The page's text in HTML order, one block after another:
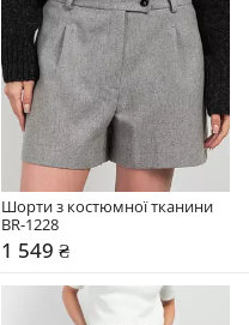
Шорти з костюмної тканини
BR-1228
1 549 ₴